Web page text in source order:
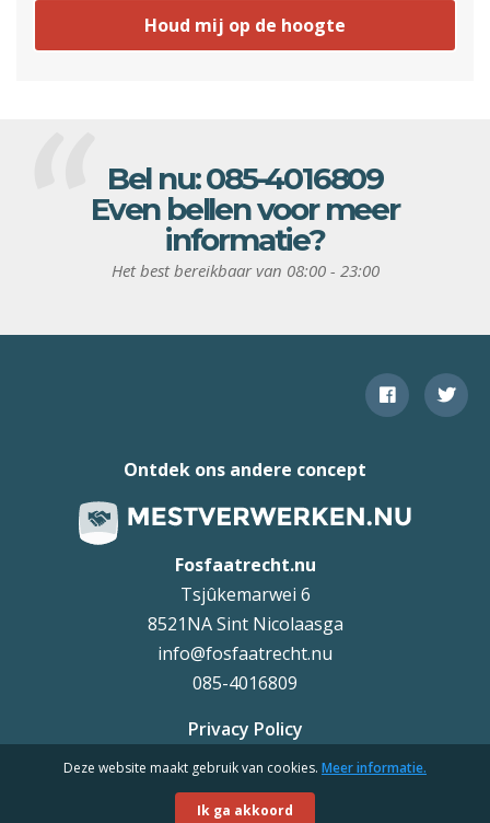
Houd mij op de hoogte
Bel nu:085-4016809
Even bellen voor meer
informatie?
Het best bereikbaar van 08:00 - 23:00
Fosfaatrecht.nu
Tsjûkemarwei 6
8521NA Sint Nicolaasga
info@fosfaatrecht.nu
085-4016809
Ontdek ons andere concept
Privacy Policy
©Uteq
Deze website maakt gebruik van cookies. Meer informatie.
Ik ga akkoord